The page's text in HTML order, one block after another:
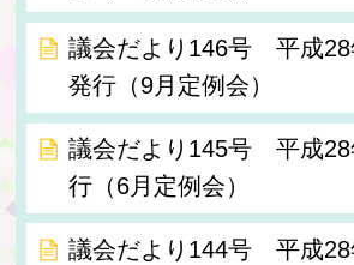
議会だより146号 平成28
発行（9月定例会）
議会だより145号 平成28
行（6月定例会）
議会だより144号 平成28